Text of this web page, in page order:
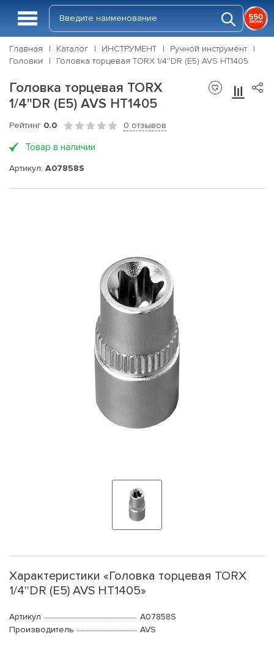
Главная Каталог ИНСТРУМЕНТ
Ручной инструмент
Головки
Головка торцевая TORX 1/4''DR (Е5) AVS HT1405
Головка торцевая TORX
1/4''DR (Е5) AVS HT1405
Рейтинг 0.0 0 отзывов
Товар в наличии
Артикул: A07858S
Характеристики «Головка торцевая TORX
1/4''DR (Е5) AVS HT1405»
Артикул
A07858S
Производитель
AVS